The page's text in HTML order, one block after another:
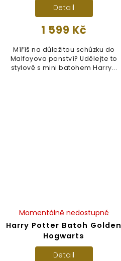
1 599 Kč
Detail
Míříš na důležitou schůzku do
Malfoyova panství? Udělejte to
stylově s mini batohem Harry...
Harry Potter Batoh Golden
Hogwarts
Momentálně nedostupné
Detail